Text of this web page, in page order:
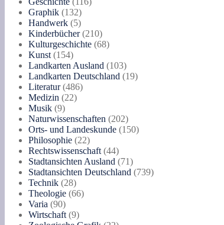
Graphik 132132
Produkte
Handwerk 55
Produkte
Kinderbücher 210210
Produkte
Kulturgeschichte 6868
Kunst 154154
Produkte
Landkarten Ausland 103103
Produkte
Landkarten Deutschland 1919
Literatur 486486
Medizin 2222
Musik 99
Produkte
Naturwissenschaften 202202
Produkte
Orts- und Landeskunde 150150
Philosophie 2222
Produkte
Rechtswissenschaft 4444
Produkte
Stadtansichten Ausland 7171
Produkte
Stadtansichten Deutschland 739739
Technik 2828
Produkte
Theologie 6666
Varia 9090
Produkte
Wirtschaft 99